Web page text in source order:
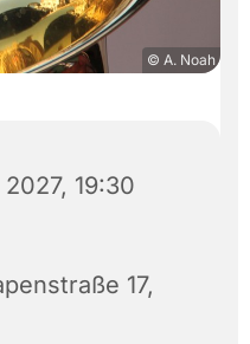
© A. Noah
19:30
17,